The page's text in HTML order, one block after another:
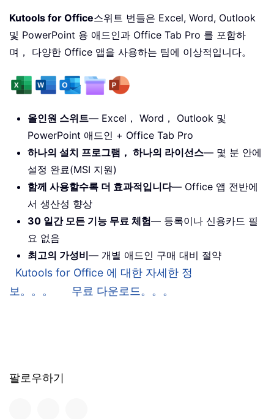
Kutools for Office스위트 번들은 Excel, Word, Outlook
및 PowerPoint 용 애드인과 Office Tab Pro 를 포함하
며， 다양한 Office 앱을 사용하는 팀에 이상적입니다。
올인원 스위트— Excel， Word， Outlook 및
PowerPoint 애드인 + Office Tab Pro
하나의 설치 프로그램， 하나의 라이선스— 몇 분 안에
설정 완료(MSI 지원)
함께 사용할수록 더 효과적입니다— Office 앱 전반에
서 생산성 향상
30 일간 모든 기능 무료 체험— 등록이나 신용카드 필
요 없음
최고의 가성비— 개별 애드인 구매 대비 절약
Kutools for Office 에 대한 자세한 정
보。。。
무료 다운로드。。。
팔로우하기